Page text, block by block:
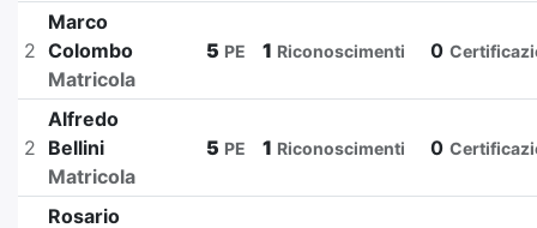
2
Marco
Colombo
Matricola
5 PE 1 Riconoscimenti 0
2
Alfredo
Bellini
Matricola
5 PE 1 Riconoscimenti 0
Rosario